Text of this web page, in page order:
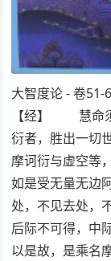
大智度论 - 卷
【经】 慧命
衍者，胜出一
摩诃衍与虚空等
如是受无量无
处，不见去处
后际不可得，
以是故，是乘